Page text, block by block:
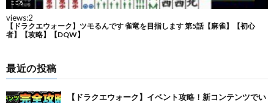
最近の投稿
【ドラクエウォーク】イベント攻略！新コンテンツでい